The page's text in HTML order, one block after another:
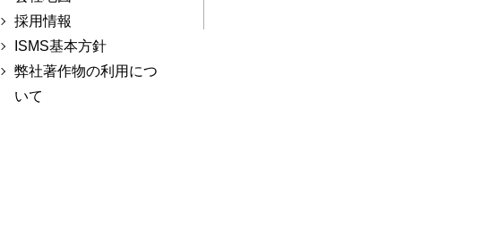
採用情報
ISMS基本方針
弊社著作物の利用につ
いて